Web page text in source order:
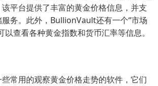
平台提供了丰富的黄金价格信息，并支
务。此外，BullionVault还有一个“市场
以查看各种黄金指数和货币汇率等信息。
常用的观察黄金价格走势的软件，它们